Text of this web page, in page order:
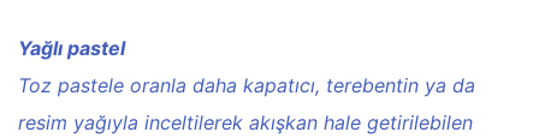
Yağlı pastel
Toz pastele oranla daha kapatıcı, terebentin ya da
resim yağıyla inceltilerek akışkan hale getirilebilen